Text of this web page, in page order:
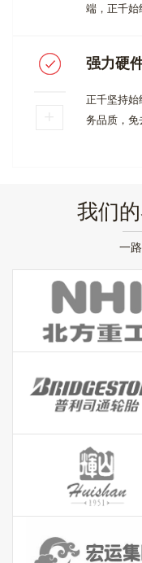
端，正千始
强力硬
正千坚持
务品质，免
我们
一